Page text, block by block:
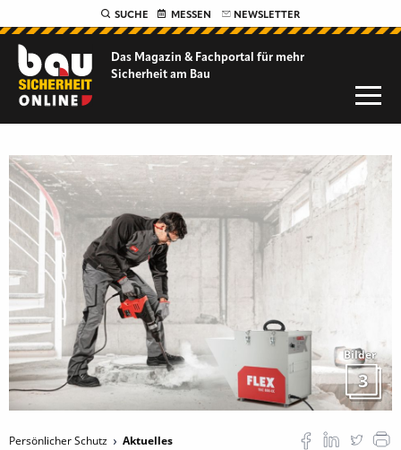
SUCHE MESSEN NEWSLETTER
Das Magazin & Fachportal für mehr
Sicherheit am Bau
Bilder
3
Persönlicher Schutz Aktuelles